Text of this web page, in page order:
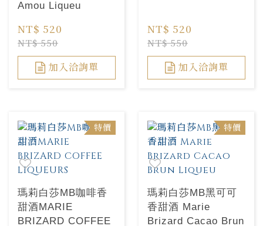
Amou Liqueu
NT$ 520
NT$ 550
加入洽詢單
NT$ 520
NT$ 550
加入洽詢單
特價
瑪莉白莎MB咖啡香
甜酒MARIE
BRIZARD COFFEE
特價
瑪莉白莎MB黑可可
香甜酒 Marie
Brizard Cacao Brun